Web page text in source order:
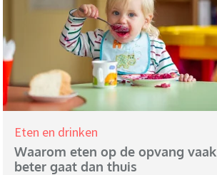
Eten en drinken
Waarom eten op de opvang vaak
beter gaat dan thuis